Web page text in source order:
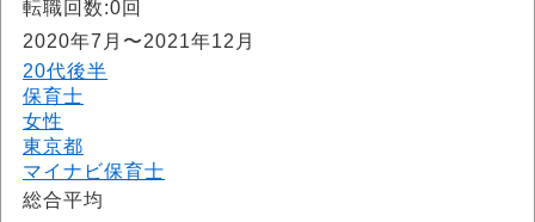
転職回数:0回
2020年7月〜2021年12月
20代後半
保育士
女性
東京都
マイナビ保育士
総合平均